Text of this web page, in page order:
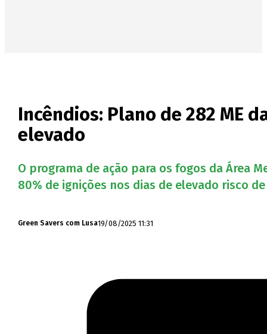
Incêndios: Plano de 282 ME
elevado
O programa de ação para os fogos da Área
80% de ignições nos dias de elevado risco
Green Savers com Lusa19/08/2025 11:31